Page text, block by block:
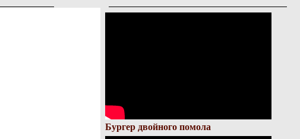
Бургер двойного помола